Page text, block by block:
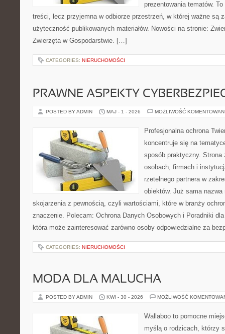
prezentowania tematów.
treści, lecz przyjemna w odbiorze przestrzeń, w której ważne są
użyteczność publikowanych materiałów. Nowości na stronie:
Zwierzęta w Gospodarstwie. […]
CATEGORIES: NIERUCHOMOŚCI
PRAWNE ASPEKTY
POSTED BY ADMIN MAJ - 1 - 2026 MOŻLIWOŚĆ
Profesjonalna ochrona
koncentruje się na
sposób praktyczny. Strona
osobach, firmach i
rzetelnego partnera w
obiektów. Już sama nazwa
skojarzenia z pewnością, czyli wartościami, które w branży
znaczenie. Polecam: Ochrona Danych Osobowych i Poradniki
która może zainteresować zarówno osoby odpowiedzialne za
CATEGORIES: NIERUCHOMOŚCI
MODA DLA MALUCHA
POSTED BY ADMIN KWI - 30 - 2026 MOŻLIWOŚĆ
Wallaboo to pomocne
myślą o rodzicach, którzy